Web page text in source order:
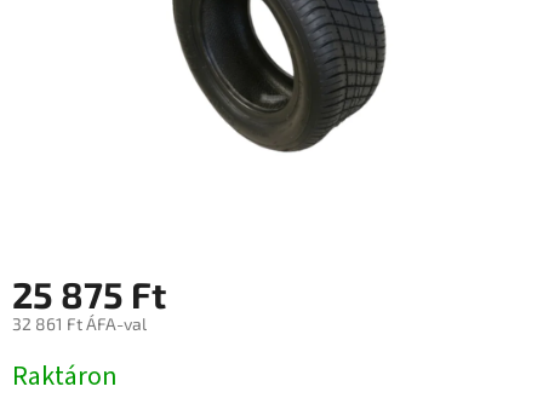
25 875 Ft
32 861 Ft ÁFA-val
Raktáron